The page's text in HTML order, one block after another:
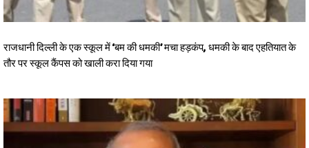
राजधानी दिल्ली के एक स्कूल में ‘बम की धमकी’ मचा हड़कंप, धमकी के बाद एहतियात के
तौर पर स्कूल कैंपस को खाली करा दिया गया